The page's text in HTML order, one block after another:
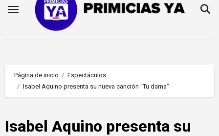
Página de inicio
Espectáculos
Isabel Aquino presenta su nueva canción “Tu dama”
Isabel Aquino presenta su